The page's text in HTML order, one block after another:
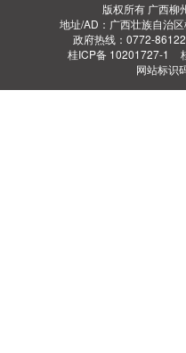
版权所有 广西柳
地址/AD：广西壮族自治
政府热线：0772-
桂ICP备 10201727-1
网站标识